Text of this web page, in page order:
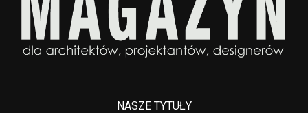
NASZE TYTUŁY